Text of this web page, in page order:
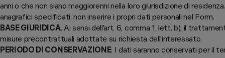
anni o che non siano maggiorenni nella loro giurisdizione di
anagrafici specificati, non inserire i propri dati personali nel Form.
BASE GIURIDICA. Ai sensi dell’art. 6, comma 1, lett. b), il
misure precontrattuali adottate su richiesta dell’interessato.
PERIODO DI CONSERVAZIONE. I dati saranno conservati per il